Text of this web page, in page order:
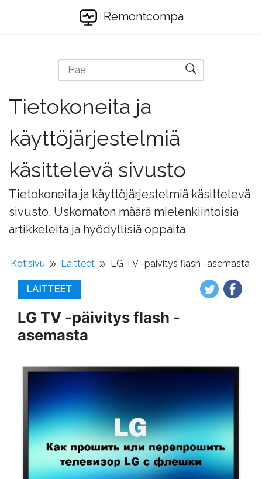
Remontcompa
Tietokoneita ja
käyttöjärjestelmiä
käsittelevä sivusto
Tietokoneita ja käyttöjärjestelmiä käsittelevä
sivusto. Uskomaton määrä mielenkiintoisia
artikkeleita ja hyödyllisiä oppaita
Kotisivu Laitteet LG TV -päivitys flash -asemasta
LAITTEET
LG TV -päivitys flash -
asemasta